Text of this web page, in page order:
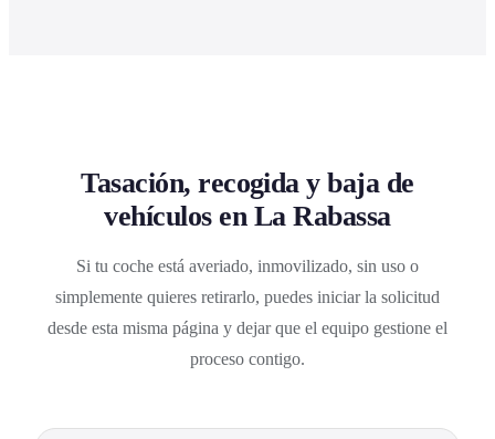
Tasación, recogida y baja de
vehículos en La Rabassa
Si tu coche está averiado, inmovilizado, sin uso o
simplemente quieres retirarlo, puedes iniciar la solicitud
desde esta misma página y dejar que el equipo gestione el
proceso contigo.